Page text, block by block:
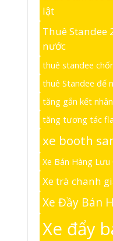
lật
Thuê Standee
nước
thuê standee
thuê Standee đế
tăng gắn kết
tăng tương tác
xe booth
Xe Bán Hàng
Xe trà chanh
Xe Đầy Bán
Xe đẩy